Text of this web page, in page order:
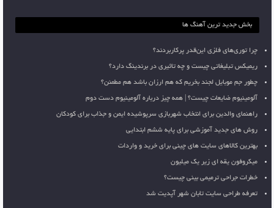
بخش جدید ترین آهنگ ها
چرا توری‌های فلزی این‌قدر پرکاربردند؟
ریمیکس تبلیغاتی چیست و چه تاثیری در برندینگ دارد؟
چطور جم موبایل لجند بخریم که هم ارزان باشد هم مطمئن؟
آلومینیوم ضایعات چیست؟ | همه چیز درباره آلومینیوم دست دوم
راهنمای والدین برای انتخاب شهربازی سرپوشیده ایمن و جذاب برای کودکان
روش های جدید آموزشی برای پایه ششم ابتدایی
بهترین کالاهای سایت های چینی برای خرید و واردات
میکروفون یقه ای زیر یک میلیون
خطرات جراحی ترمیمی بینی چیست؟
تعرفه طراحی سایت تابان شهر آپدیت شد